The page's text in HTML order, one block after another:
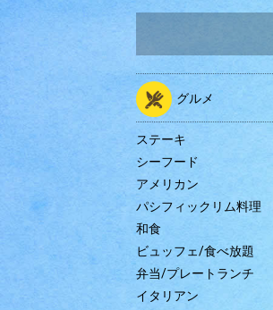
グルメ
ステーキ
シーフード
アメリカン
パシフィックリム料理
和食
ビュッフェ/食べ放題
弁当/プレートランチ
イタリアン